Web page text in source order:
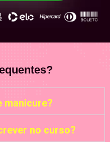
manicure?
no curso?